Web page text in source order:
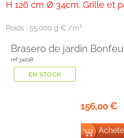
H 126 cm Ø 34cm. Grille et
Poids : 55.000 g € /m²
Brasero de jardin
ref:3401R
EN STOCK
156,00€